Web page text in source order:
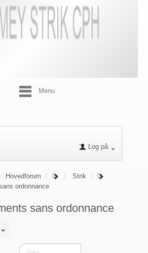
Menu
Log på
Hovedforum
Strik
ordonnance
sans ordonnance